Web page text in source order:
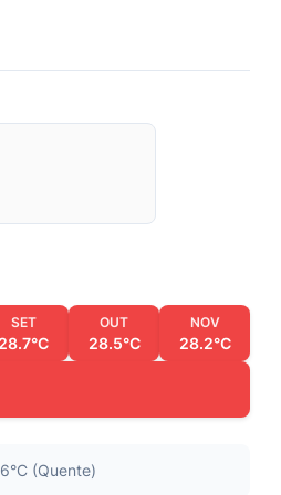
SET OUT
28.5°C
NOV
28.2°C
(Quente)